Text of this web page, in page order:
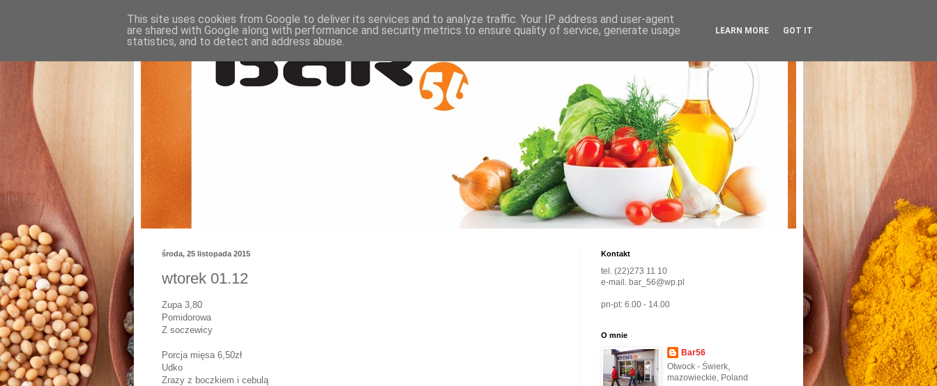
środa, 25 listopada 2015
wtorek 01.12
Zupa 3,80
Pomidorowa
Z soczewicy
Porcja mięsa 6,50zł
Udko
Zrazy z boczkiem i cebulą
Kontakt
tel. (22)273 11 10
e-mail. bar_56@wp.pl
pn-pt: 6.00 - 14.00
O mnie
Bar56
Otwock - Świerk,
mazowieckie, Poland
This site uses cookies from Google to deliver its services and to analyze traffic. Your IP address and user-agent
are shared with Google along with performance and security metrics to ensure quality of service, generate usage
statistics, and to detect and address abuse.
LEARN MORE GOT IT